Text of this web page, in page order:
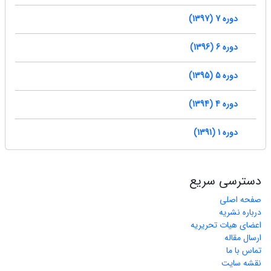
دوره 7 (1397)
دوره 6 (1396)
دوره 5 (1395)
دوره 4 (1394)
دوره 1 (1391)
دسترسی سریع
صفحه اصلی
درباره نشریه
اعضای هیات تحریریه
ارسال مقاله
تماس با ما
نقشه سایت